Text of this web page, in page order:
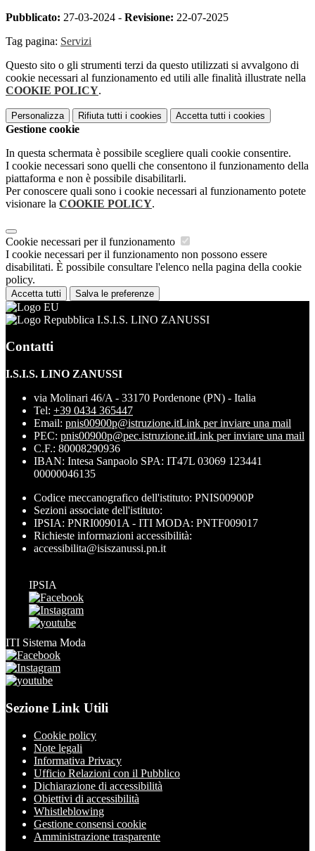
Pubblicato: 27-03-2024 - Revisione: 22-07-2025
Tag pagina: Servizi
Questo sito o gli strumenti terzi da questo utilizzati si avvalgono di
cookie necessari al funzionamento ed utili alle finalità illustrate nella
COOKIE POLICY.
Personalizza Rifiuta tutti i cookies Accetta tutti i cookies
Gestione cookie
In questa schermata è possibile scegliere quali cookie consentire.
I cookie necessari sono quelli che consentono il funzionamento della
piattaforma e non è possibile disabilitarli.
Per conoscere quali sono i cookie necessari al funzionamento potete
visionare la COOKIE POLICY.
Cookie necessari per il funzionamento
I cookie necessari per il funzionamento non possono essere
disabilitati. È possibile consultare l'elenco nella pagina della cookie
policy.
Accetta tutti Salva le preferenze
I.S.I.S. LINO ZANUSSI
Contatti
I.S.I.S. LINO ZANUSSI
via Molinari 46/A - 33170 Pordenone (PN) - Italia
Tel: +39 0434 365447
Email: pnis00900p@istruzione.itLink per inviare una mail
PEC: pnis00900p@pec.istruzione.itLink per inviare una mail
C.F.: 80008290936
IBAN: Intesa Sanpaolo SPA: IT47L 03069 123441
00000046135
Codice meccanografico dell'istituto: PNIS00900P
Sezioni associate dell'istituto:
IPSIA: PNRI00901A - ITI MODA: PNTF009017
Richieste informazioni accessibilità:
accessibilita@isiszanussi.pn.it
IPSIA
ITI Sistema Moda
Sezione Link Utili
Cookie policy
Note legali
Informativa Privacy
Ufficio Relazioni con il Pubblico
Dichiarazione di accessibilità
Obiettivi di accessibilità
Whistleblowing
Gestione consensi cookie
Amministrazione trasparente